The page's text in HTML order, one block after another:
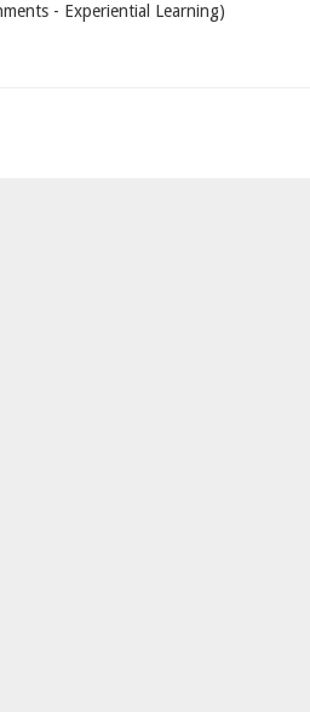
- Experiential Learning)